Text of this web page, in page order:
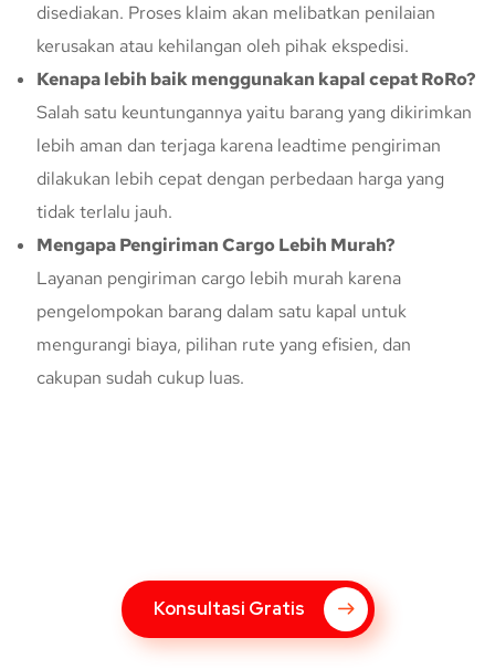
disediakan. Proses klaim akan melibatkan penilaian
kerusakan atau kehilangan oleh pihak ekspedisi.
Kenapa lebih baik menggunakan kapal cepat RoRo?
Salah satu keuntungannya yaitu barang yang dikirimkan
lebih aman dan terjaga karena leadtime pengiriman
dilakukan lebih cepat dengan perbedaan harga yang
tidak terlalu jauh.
Mengapa Pengiriman Cargo Lebih Murah?
Layanan pengiriman cargo lebih murah karena
pengelompokan barang dalam satu kapal untuk
mengurangi biaya, pilihan rute yang efisien, dan
cakupan sudah cukup luas.
Konsultasi Gratis